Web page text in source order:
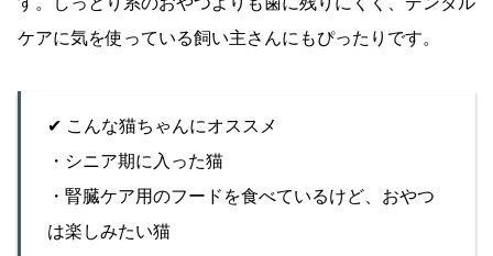
ケアに気を使っている飼い主さんにもぴったりです。
✔ こんな猫ちゃんにオススメ
・シニア期に入った猫
・腎臓ケア用のフードを食べているけど、おやつ
は楽しみたい猫